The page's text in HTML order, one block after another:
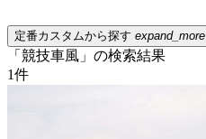
定番カスタムから探す expand_more
「競技車風」の検索結果
1件